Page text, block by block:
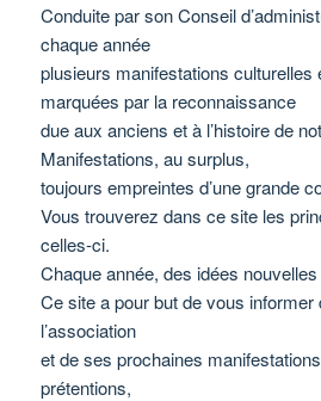
Conduite par son Conseil
chaque année
plusieurs manifestations culturelles
marquées par la reconnaissance
due aux anciens et à l’histoire de
Manifestations, au surplus,
toujours empreintes d’une grande
Vous trouverez dans ce site les
celles-ci.
Chaque année, des idées
Ce site a pour but de vous
l’association
et de ses prochaines
prétentions,